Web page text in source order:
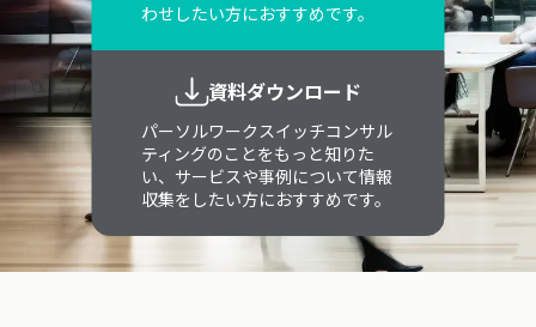
わせしたい方におすすめです。
資料ダウンロード
パーソルワークスイッチコンサル
ティングのことをもっと知りた
い、サービスや事例について情報
収集をしたい方におすすめです。